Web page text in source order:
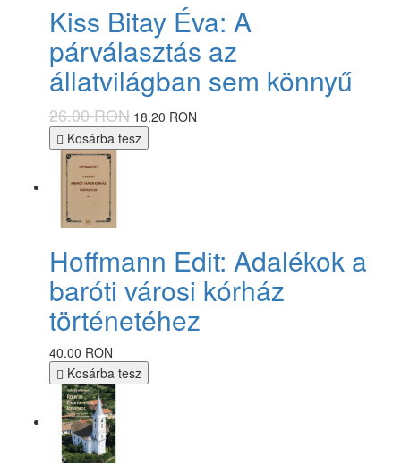
Kiss Bitay Éva: A
párválasztás az
állatvilágban sem könnyű
26.00 RON 18.20 RON
Kosárba tesz
Hoffmann Edit: Adalékok a
baróti városi kórház
történetéhez
40.00 RON
Kosárba tesz